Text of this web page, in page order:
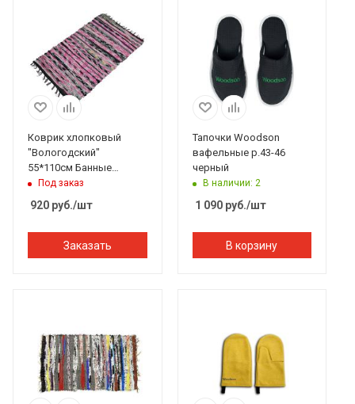
Коврик хлопковый
"Вологодский"
55*110см Банные
штучки
Под заказ
920 руб./шт
Заказать
Тапочки Woodson
вафельные р.43-46
черный
В наличии: 2
1 090руб./шт
В корзину